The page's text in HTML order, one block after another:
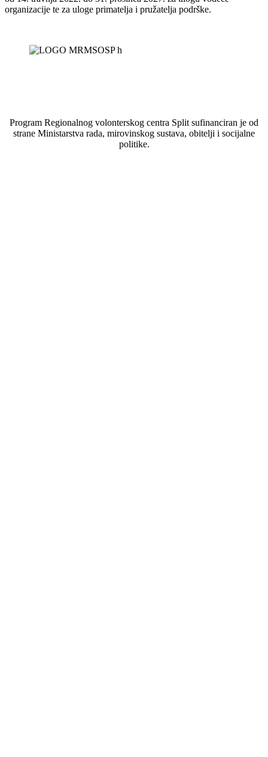
organizacije te za uloge primatelja i pružatelja podrške.
Program Regionalnog volonterskog centra Split sufinanciran je od
strane Ministarstva rada, mirovinskog sustava, obitelji i socijalne
politike.